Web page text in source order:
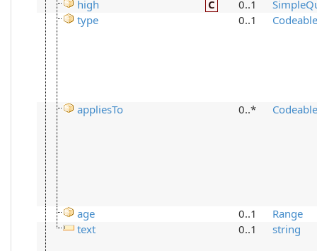
high
C 0..1
type
0..1
appliesTo 0..*
age 0..1
Range
text
0..1 string